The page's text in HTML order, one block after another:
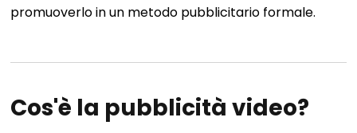
promuoverlo in un metodo pubblicitario formale.
Cos'è la pubblicità video?